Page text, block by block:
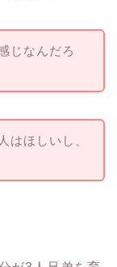
じなんだろ
はほしいし、